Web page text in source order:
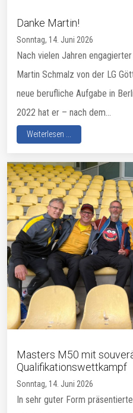
Danke Martin!
Sonntag, 14. Juni 2026
Nach vielen Jahren
Martin Schmalz von der LG
neue berufliche Aufgabe in
2022 hat er – nach dem...
Weiterlesen ...
Masters M50 mit
Qualifikationswettkampf
Sonntag, 14. Juni 2026
In sehr guter Form